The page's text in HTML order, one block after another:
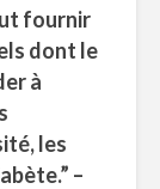
fournir
dont le
à
les
–